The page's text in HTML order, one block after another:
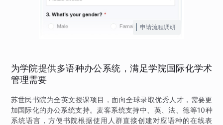
申请流程调研
为学院提供多语种办公系统，满足学院国际化学术
管理需要
苏世民书院为全英文授课项目，面向全球录取优秀人才，需要更
加国际化的办公系统支持。麦客系统支持中、英、法、德等10种
系统语言，方便书院根据使用人群直接创建对应语种的在线表